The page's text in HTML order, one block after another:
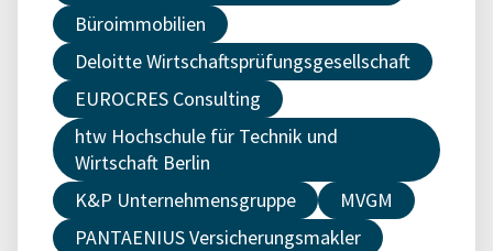
Büroimmobilien
Deloitte Wirtschaftsprüfungsgesellschaft
EUROCRES Consulting
htw Hochschule für Technik und
Wirtschaft Berlin
K&P Unternehmensgruppe
MVGM
PANTAENIUS Versicherungsmakler